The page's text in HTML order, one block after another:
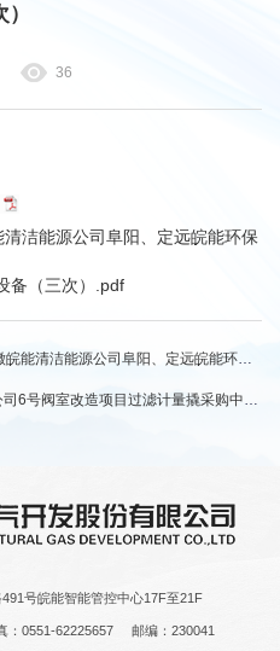
）
36
洁能源公司阜阳、定远皖能环保
备（三次）.pdf
、定远皖能环保电厂生物质沼气资源化利用项目设备（三次）
室改造项目过滤计量撬采购中标候选人公示
号皖能智能管控中心17F至21F
：0551-62225657 邮编：230041